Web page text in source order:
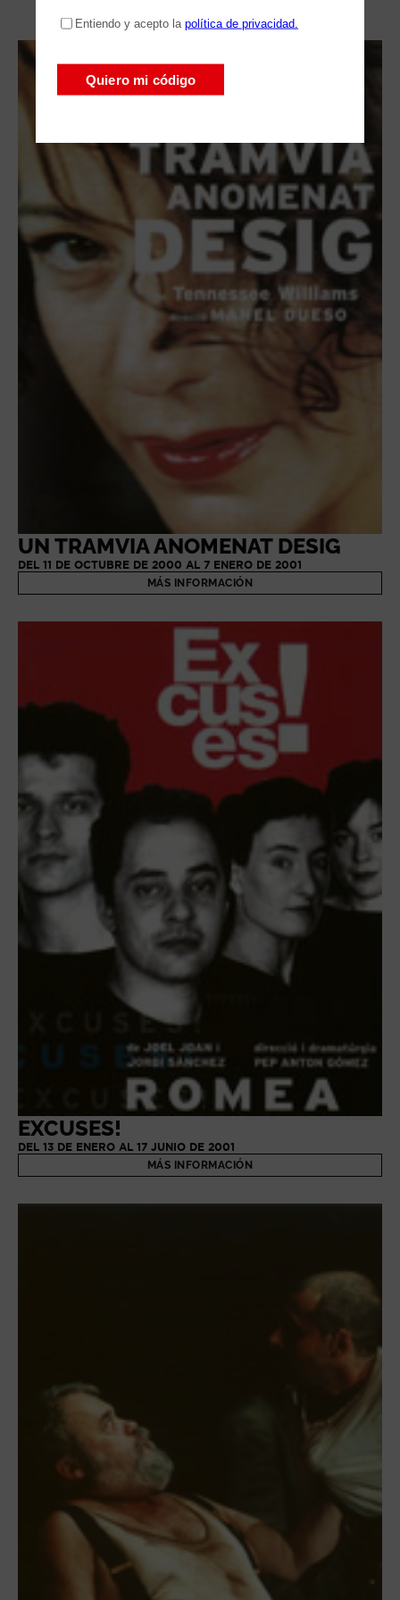
UN TRAMVIA ANOMENAT DESIG
DEL 11 DE OCTUBRE DE 2000 AL 7 ENERO DE 2001
MÁS INFORMACIÓN
EXCUSES!
DEL 13 DE ENERO AL 17 JUNIO DE 2001
MÁS INFORMACIÓN